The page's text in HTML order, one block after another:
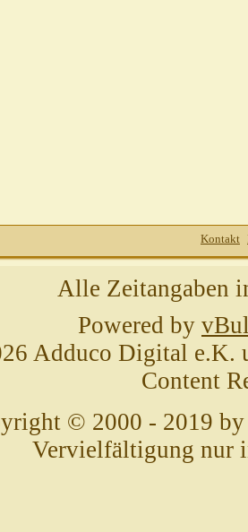
Kontakt
Alle Zeitangaben
Powered by
Adduco Digital e.K.
Content
© 2000 - 2019
Vervielfältigung nur